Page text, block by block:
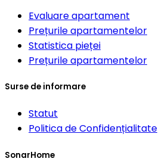
Evaluare apartament
Prețurile apartamentelor
Statistica pieței
Prețurile apartamentelor
Surse de informare
Statut
Politica de Confidențialitate
SonarHome